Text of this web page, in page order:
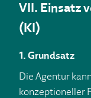
VII. Einsatz
(KI)
1. Grundsatz
Die Agentur
konzeptioneller